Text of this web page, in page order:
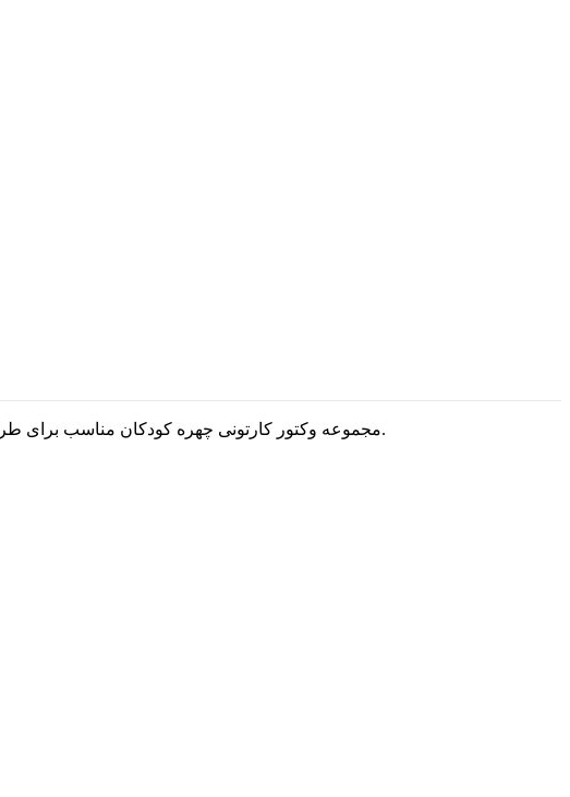
مجموعه وکتور کارتونی چهره کودکان مناسب برای طرح های مشاغل مرتبط با طراحی های گرافیکی است که میتونید با استفاده ازشون به جذاب شدن طرحتون کمک کنه و لذت ببرید.